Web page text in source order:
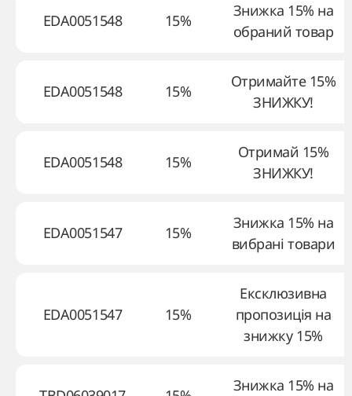
EDA0051548 15%
Знижка 15% на
обраний товар
EDA0051548 15%
Отримайте 15%
ЗНИЖКУ!
EDA0051548 15%
Отримай 15%
ЗНИЖКУ!
EDA0051547 15%
Знижка 15% на
вибрані товари
EDA0051547 15%
Ексклюзивна
пропозиція на
знижку 15%
Знижка 15% на